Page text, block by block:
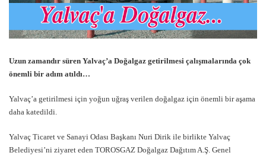
Uzun zamandır süren Yalvaç’a Doğalgaz getirilmesi çalışmalarında çok
önemli bir adım atıldı…
Yalvaç’a getirilmesi için yoğun uğraş verilen doğalgaz için önemli bir aşama
daha katedildi.
Yalvaç Ticaret ve Sanayi Odası Başkanı Nuri Dirik ile birlikte Yalvaç
Belediyesi’ni ziyaret eden TOROSGAZ Doğalgaz Dağıtım A.Ş. Genel